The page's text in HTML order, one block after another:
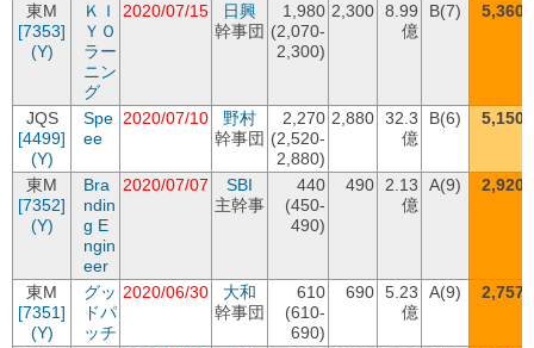
東M
[7353]
(Y)
ＫＩ
ＹＯ
ラー
ニン
グ
2020/07/15
日興
幹事団
1,980
(2,070-
2,300)
2,300 8.99
億
B(7) 5,360
JQS
[4499]
(Y)
Spe
ee
2020/07/10
野村
幹事団
2,270
(2,520-
2,880)
2,880 32.3
億
B(6) 5,150
東M
[7352]
(Y)
Bra
ndin
g E
ngin
eer
2020/07/07
SBI
主幹事
440
(450-
490)
490
2.13
億
A(9) 2,920
東M
[7351]
(Y)
グッ
ドパ
ッチ
2020/06/30
大和
幹事団
610
(610-
690)
690 5.23
億
A(9) 2,757